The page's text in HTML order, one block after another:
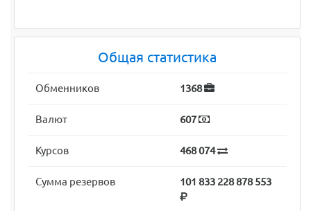
Общая статистика
Обменников 1368
Валют 607
Курсов 468 074
Сумма резервов 101 833 228 878 553